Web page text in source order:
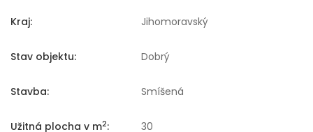
Kraj: Jihomoravský
Stav objektu: Dobrý
Stavba: Smíšená
Užitná plocha v m2: 30